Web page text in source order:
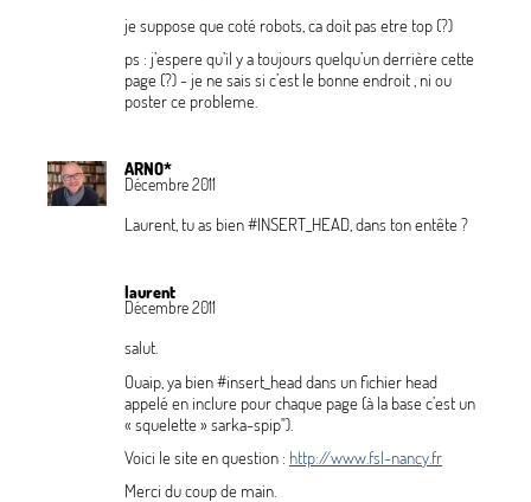
je suppose que coté robots, ca doit pas etre top (?)
ps : j’espere qu’il y a toujours quelqu’un derrière cette
page (?) - je ne sais si c’est le bonne endroit , ni ou
poster ce probleme.
ARNO*
Décembre 2011
Laurent, tu as bien #INSERT_HEAD, dans ton entête?
laurent
Décembre 2011
salut.
Ouaip, ya bien #insert_head dans un fichier head
appelé en inclure pour chaque page (à la base c’est un
« squelette» sarka-spip").
Voici le site en question : http://www.fsl-nancy.fr
Merci du coup de main.